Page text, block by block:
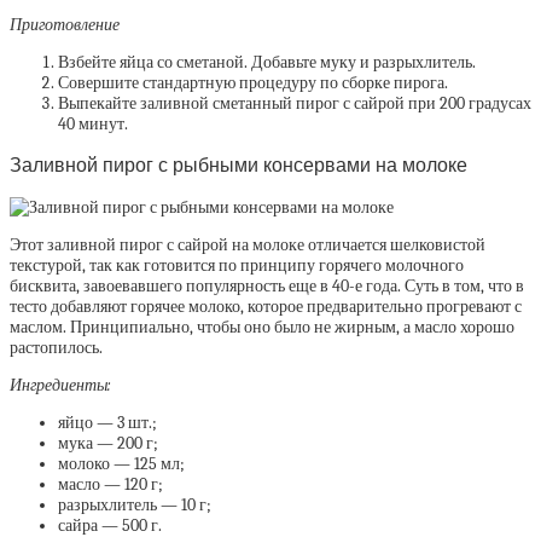
Приготовление
Взбейте яйца со сметаной. Добавьте муку и разрыхлитель.
Совершите стандартную процедуру по сборке пирога.
Выпекайте заливной сметанный пирог с сайрой при 200 градусах
40 минут.
Заливной пирог с рыбными консервами на молоке
Этот заливной пирог с сайрой на молоке отличается шелковистой
текстурой, так как готовится по принципу горячего молочного
бисквита, завоевавшего популярность еще в 40-е года. Суть в том, что в
тесто добавляют горячее молоко, которое предварительно прогревают с
маслом. Принципиально, чтобы оно было не жирным, а масло хорошо
растопилось.
Ингредиенты:
яйцо — 3 шт.;
мука — 200 г;
молоко — 125 мл;
масло — 120 г;
разрыхлитель — 10 г;
сайра — 500 г.